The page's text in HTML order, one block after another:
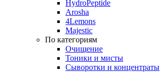
HydroPeptide
Arosha
4Lemons
Majestic
По категориям
Очищение
Тоники и мисты
Сыворотки и концентраты